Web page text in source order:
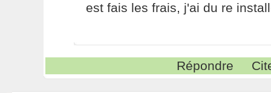
est fais les frais, j'ai du re
Répondre